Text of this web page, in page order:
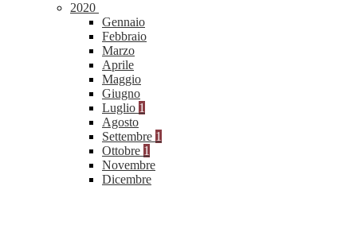
2020
Gennaio
Febbraio
Marzo
Aprile
Maggio
Giugno
Luglio 1
Agosto
Settembre 1
Ottobre 1
Novembre
Dicembre